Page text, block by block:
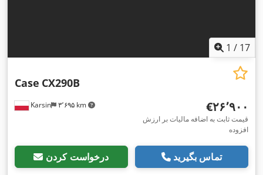
1 / 17
Karsin ۳٬۶۹۵ km
Case CX290B
‎€۲۶٬۹۰۰
قیمت ثابت به اضافه مالیات بر ارزش
افزوده
درخواست کردن تماس بگیرید